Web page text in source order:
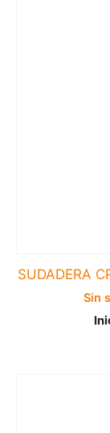
SUDADERA
Sin